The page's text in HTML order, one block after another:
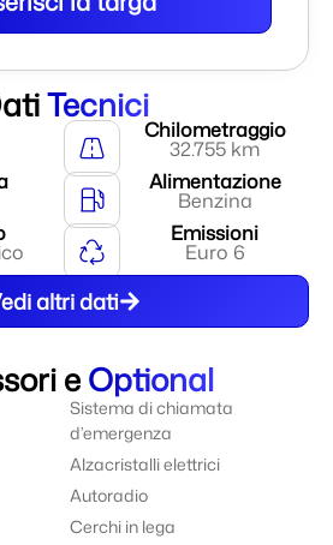
Tecnici
Chilometraggio
32.755 km
Alimentazione
Benzina
Emissioni
Euro 6
altri dati
eOptional
Sistema di chiamata
d’emergenza
Alzacristalli elettrici
Autoradio
Cerchi in lega